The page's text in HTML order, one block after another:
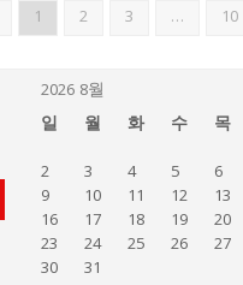
1 2 3 … 10
2026 8월
일
월 화 수 목
2
3 4 5 6
9
10 11 12 13
16
17 18 19 20
23
24 25 26 27
30
31